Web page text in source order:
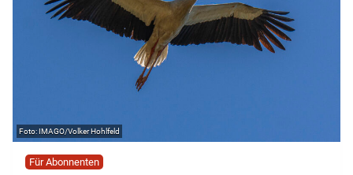
IMAGO/Volker Hohlfeld
Für Abonnenten